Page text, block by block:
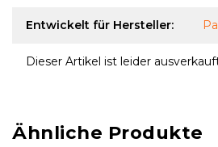
Entwickelt für Hersteller:
Dieser Artikel ist leider